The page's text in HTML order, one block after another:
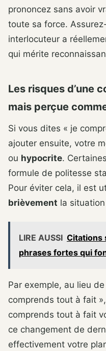
prononcez sans avoir
toute sa force.
interlocuteur a
qui mérite
Les risques d’une
mais perçue
Si vous dites « je
ajouter ensuite, votre
ou hypocrite.
formule de politesse
Pour éviter cela, il est
brièvement la
LIRE AUSSI Citations
phrases fortes qui
Par exemple, au lieu
comprends tout à fait
comprends tout à fait
ce changement de
effectivement votre